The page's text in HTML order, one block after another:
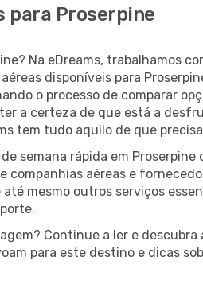
para Proserpine
Na eDreams, trabalhamos
disponíveis para
o processo de comparar
a certeza de que está a
tem tudo aquilo de que
semana rápida em
companhias aéreas e
mesmo outros serviços
Continue a ler e
para este destino e dicas